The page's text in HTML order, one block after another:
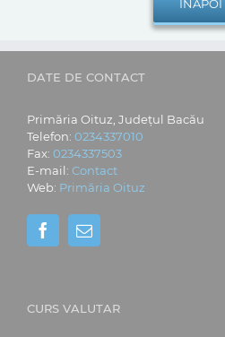
DATE DE CONTACT
Primăria Oituz, Județul Bacău
Telefon: 0234337010
Fax: 0234337503
E-mail: Contact
Web: Primăria Oituz
CURS VALUTAR